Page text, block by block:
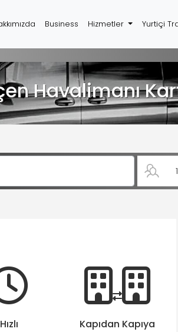
Business Hizmetler Yurtiçi
Havalimanı
Hızlı Kapıdan Kapıya